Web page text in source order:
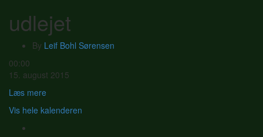
udlejet
By Leif Bohl Sørensen
udlejet
00:00
15. august 2015
Læs mere
Vis hele kalenderen